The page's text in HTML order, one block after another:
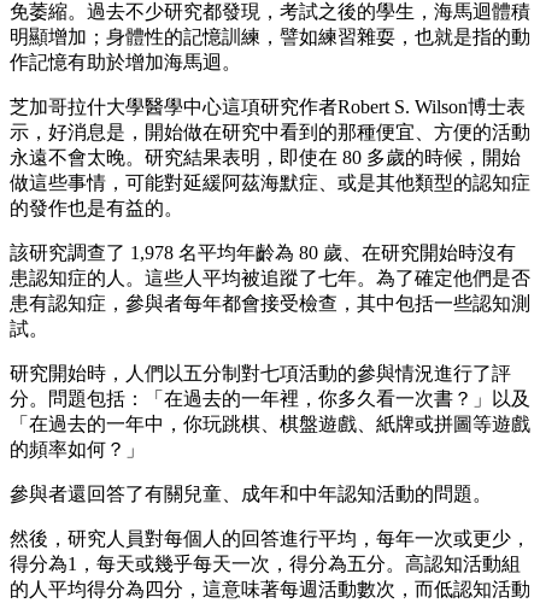
免萎縮。過去不少研究都發現，考試之後的學生，海馬迴體積
明顯增加；身體性的記憶訓練，譬如練習雜耍，也就是指的動
作記憶有助於增加海馬迴。
芝加哥拉什大學醫學中心這項研究作者Robert S. Wilson博士表
示，好消息是，開始做在研究中看到的那種便宜、方便的活動
永遠不會太晚。研究結果表明，即使在 80 多歲的時候，開始
做這些事情，可能對延緩阿茲海默症、或是其他類型的認知症
的發作也是有益的。
該研究調查了 1,978 名平均年齡為 80 歲、在研究開始時沒有
患認知症的人。這些人平均被追蹤了七年。為了確定他們是否
患有認知症，參與者每年都會接受檢查，其中包括一些認知測
試。
研究開始時，人們以五分制對七項活動的參與情況進行了評
分。問題包括：「在過去的一年裡，你多久看一次書？」以及
「在過去的一年中，你玩跳棋、棋盤遊戲、紙牌或拼圖等遊戲
的頻率如何？」
參與者還回答了有關兒童、成年和中年認知活動的問題。
然後，研究人員對每個人的回答進行平均，每年一次或更少，
得分為1，每天或幾乎每天一次，得分為五分。高認知活動組
的人平均得分為四分，這意味著每週活動數次，而低認知活動